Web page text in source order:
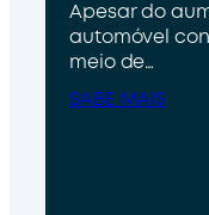
Apesar do
automóvel
meio de…
SABE MAIS